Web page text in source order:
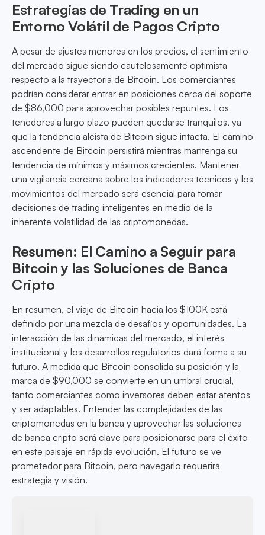
Estrategias de Trading en un
Entorno Volátil de Pagos Cripto
A pesar de ajustes menores en los precios, el sentimiento
del mercado sigue siendo cautelosamente optimista
respecto a la trayectoria de Bitcoin. Los comerciantes
podrían considerar entrar en posiciones cerca del soporte
de $86,000 para aprovechar posibles repuntes. Los
tenedores a largo plazo pueden quedarse tranquilos, ya
que la tendencia alcista de Bitcoin sigue intacta. El camino
ascendente de Bitcoin persistirá mientras mantenga su
tendencia de mínimos y máximos crecientes. Mantener
una vigilancia cercana sobre los indicadores técnicos y los
movimientos del mercado será esencial para tomar
decisiones de trading inteligentes en medio de la
inherente volatilidad de las criptomonedas.
Resumen: El Camino a Seguir para
Bitcoin y las Soluciones de Banca
Cripto
En resumen, el viaje de Bitcoin hacia los $100K está
definido por una mezcla de desafíos y oportunidades. La
interacción de las dinámicas del mercado, el interés
institucional y los desarrollos regulatorios dará forma a su
futuro. A medida que Bitcoin consolida su posición y la
marca de $90,000 se convierte en un umbral crucial,
tanto comerciantes como inversores deben estar atentos
y ser adaptables. Entender las complejidades de las
criptomonedas en la banca y aprovechar las soluciones
de banca cripto será clave para posicionarse para el éxito
en este paisaje en rápida evolución. El futuro se ve
prometedor para Bitcoin, pero navegarlo requerirá
estrategia y visión.